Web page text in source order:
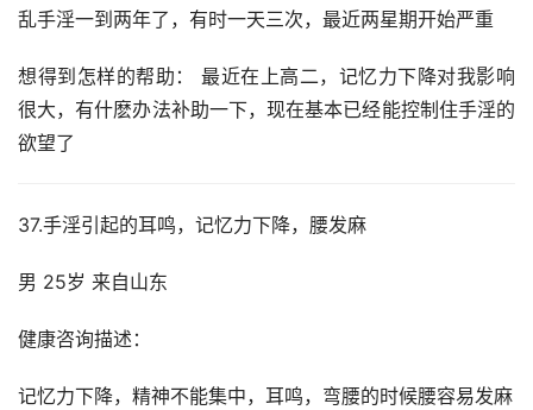
乱手淫一到两年了，有时一天三次，最近两星期开始严重
想得到怎样的帮助： 最近在上高二，记忆力下降对我影响
很大，有什麽办法补助一下，现在基本已经能控制住手淫的
欲望了
37.手淫引起的耳鸣，记忆力下降，腰发麻
男 25岁 来自山东
健康咨询描述：
记忆力下降，精神不能集中，耳鸣，弯腰的时候腰容易发麻